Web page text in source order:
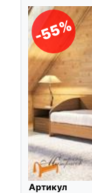
-55%
Артикул